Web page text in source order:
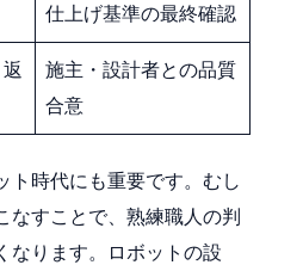
仕上げ基準の最終確認
施主・設計者との品質
合意
ト時代にも重要です。むし
なすことで、熟練職人の判
なります。ロボットの設